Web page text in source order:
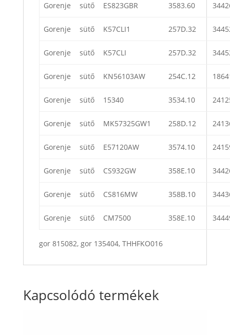
Gorenje sütő ES823GBR 3583.60
Gorenje sütő K57CLI1 257D.32
Gorenje sütő K57CLI 257D.32
Gorenje sütő KN56103AW 254C.12
Gorenje sütő 15340 3534.10
Gorenje sütő MK57325GW1 258D.12
Gorenje sütő E57120AW 3574.10
Gorenje sütő CS932GW 358E.10
Gorenje sütő CS816MW 358B.10
Gorenje sütő CM7500 358E.10
gor 815082, gor 135404, THHFKO016
Kapcsolódó termékek